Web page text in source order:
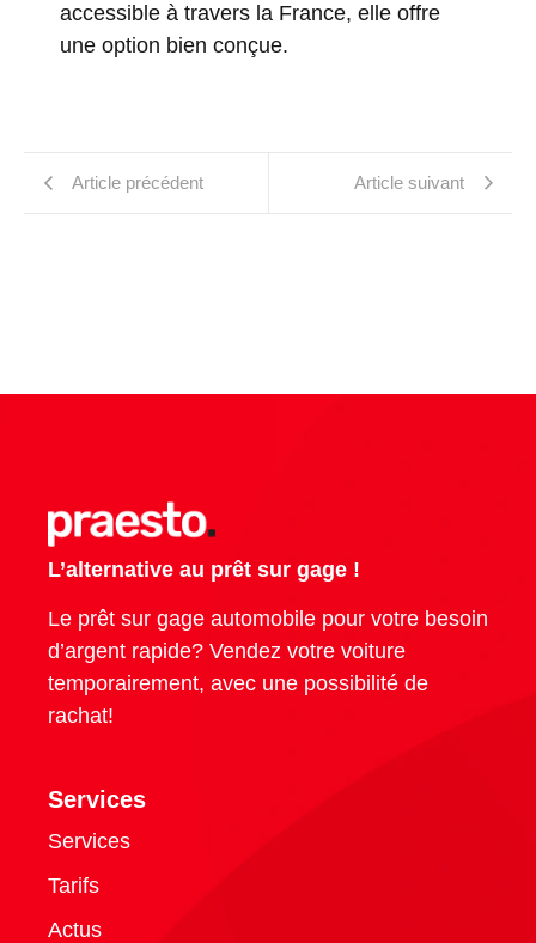
accessible à travers la France, elle offre
une option bien conçue.
Article précédent Article suivant
L’alternative au prêt sur gage !
Le prêt sur gage automobile pour votre besoin
d’argent rapide? Vendez votre voiture
temporairement, avec une possibilité de
rachat!
Services
Services
Tarifs
Actus